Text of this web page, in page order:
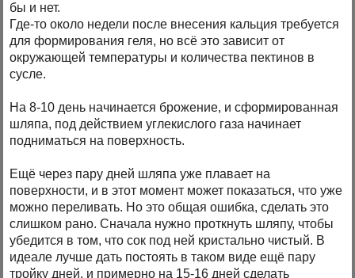
бы и нет.
Где-то около недели после внесения кальция требуется
для формирования геля, но всё это зависит от
окружающей температуры и количества пектинов в
сусле.
На 8-10 день начинается брожение, и сформированная
шляпа, под действием углекислого газа начинает
подниматься на поверхность.
Ещё через пару дней шляпа уже плавает на
поверхности, и в этот момент может показаться, что уже
можно переливать. Но это общая ошибка, сделать это
слишком рано. Сначала нужно проткнуть шляпу, чтобы
убедится в том, что сок под ней кристально чистый. В
идеале лучше дать постоять в таком виде ещё пару
тройку дней, и примерно на 15-16 дней сделать